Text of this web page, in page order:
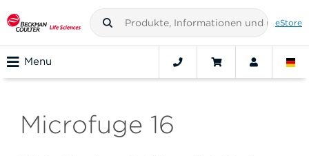
eStore
Menu
Microfuge 16